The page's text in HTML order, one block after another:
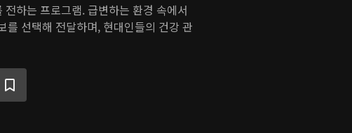
하는 프로그램. 급변하는 환경 속에서
를 선택해 전달하며, 현대인들의 건강 관